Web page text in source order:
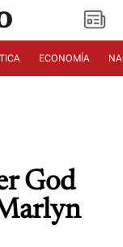
ECONOMÍA
God